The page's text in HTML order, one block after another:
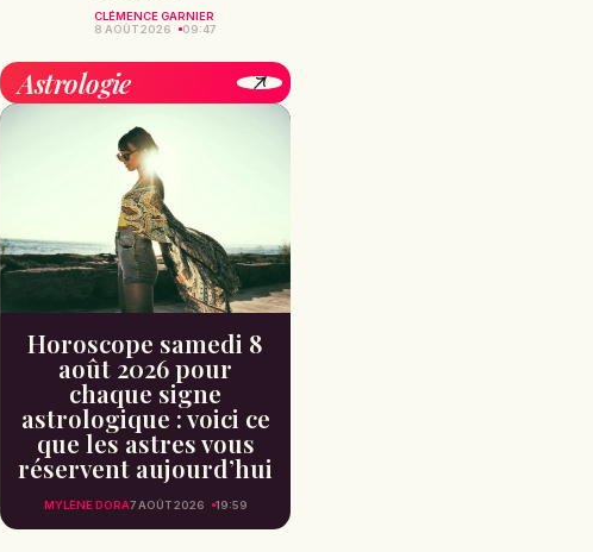
CLÉMENCE GARNIER
8 AOÛT 2026
09:47
Astrologie
Horoscope samedi 8
août 2026 pour
chaque signe
astrologique : voici ce
que les astres vous
réservent aujourd’hui
MYLÈNE DORA7 AOÛT 2026 19:59